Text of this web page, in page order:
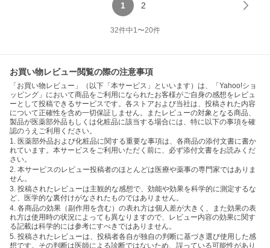
1 2
32件中1〜20件
お買い物レビュー閲覧の際の注意事項
「お買い物レビュー」（以下「本サービス」といいます）は、「Yahoo!ショ
ッピング」において商品をご利用になられたお客様がご自身の感想をレビュ
ーとして投稿できるサービスです。各ストアおよび当社は、投稿された内容
について正確性を含め一切保証しません。またレビューの対象となる商品、
製品が医薬部外品もしくは化粧品に該当する場合には、特に以下の事項を確
認のうえご利用ください。
1. 医薬部外品および化粧品に関する重要な事項は、各商品の添付文書に書か
れています。本サービスをご利用いただく前に、必ず添付文書をお読みくだ
さい。
2. 本サービスのレビュー投稿者のほとんどは医療や薬事の専門家ではありま
せん。
3. 投稿されたレビューは主観的な感想で、効能や効果を科学的に測定するな
ど、医学的な裏付けがなされたものではありません。
4. 各商品の効果（副作用を含む）の表れ方は個人差が大きく、また効果の表
れ方は使用時の状況によっても異なりますので、レビュー内容の効果に関す
る記載は科学的には参考にすべきではありません。
5. 投稿されたレビューは、投稿者各自が独自の判断に基づき選び使用した感
想です。その判断は医師による診断ではないため、誤っている可能性があり